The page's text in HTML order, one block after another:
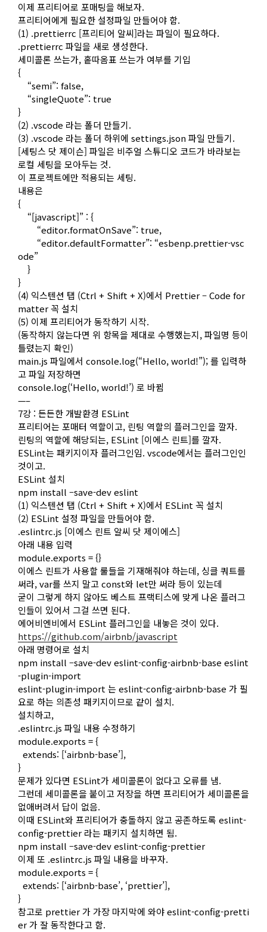
이제 프리티어로 포매팅을 해보자.
프리티어에게 필요한 설정파일 만들어야 함.
(1) .prettierrc [프리티어 알씨]라는 파일이 필요하다.
.prettierrc 파일을 새로 생성한다.
세미콜론 쓰는가, 홑따옴표 쓰는가 여부를 기입
{
“semi”: false,
“singleQuote”: true
}
(2) .vscode 라는 폴더 만들기.
(3) .vscode 라는 폴더 하위에 settings.json 파일 만들기.
[세팅스 닷 제이슨] 파일은 비주얼 스튜디오 코드가 바라보는
로컬 세팅을 모아두는 것.
이 프로젝트에만 적용되는 세팅.
내용은
{
“[javascript]” : {
“editor.formatOnSave”: true,
“editor.defaultFormatter”: “esbenp.prettier-vsc
ode”
}
}
(4) 익스텐션 탭 (Ctrl + Shift + X)에서 Prettier – Code for
matter 꼭 설치
(5) 이제 프리티어가 동작하기 시작.
(동작하지 않는다면 위 항목을 제대로 수행했는지, 파일명 등이
틀렸는지 확인)
main.js 파일에서 console.log(“Hello, world!”); 를 입력하
고 파일 저장하면
console.log(‘Hello, world!’) 로 바뀜
—–
7강 : 든든한 개발환경 ESLint
프리티어는 포매터 역할이고, 린팅 역할의 플러그인을 깔자.
린팅의 역할에 해당되는, ESLint [이에스 린트]를 깔자.
ESLint는 패키지이자 플러그인임. vscode에서는 플러그인인
것이고.
ESLint 설치
npm install –save-dev eslint
(1) 익스텐션 탭 (Ctrl + Shift + X)에서 ESLint 꼭 설치
(2) ESLint 설정 파일을 만들어야 함.
.eslintrc.js [이에스 린트 알씨 닷 제이에스]
아래 내용 입력
module.exports = {}
이에스 린트가 사용할 룰들을 기재해줘야 하는데, 싱클 쿼트를
써라, var를 쓰지 말고 const와 let만 써라 등이 있는데
굳이 그렇게 하지 않아도 베스트 프랙티스에 맞게 나온 플러그
인들이 있어서 그걸 쓰면 된다.
에어비엔비에서 ESLint 플러그인을 내놓은 것이 있다.
https://github.com/airbnb/javascript
아래 명령어로 설치
npm install –save-dev eslint-config-airbnb-base eslint
-plugin-import
eslint-plugin-import 는 eslint-config-airbnb-base 가 필
요로 하는 의존성 패키지이므로 같이 설치.
설치하고,
.eslintrc.js 파일 내용 수정하기
module.exports = {
extends: [‘airbnb-base’],
}
문제가 있다면 ESLint가 세미콜론이 없다고 오류를 냄.
그런데 세미콜론을 붙이고 저장을 하면 프리티어가 세미콜론을
없애버려서 답이 없음.
이때 ESLint와 프리티어가 충돌하지 않고 공존하도록 eslint-
config-prettier 라는 패키지 설치하면 됨.
npm install –save-dev eslint-config-prettier
이제 또 .eslintrc.js 파일 내용을 바꾸자.
module.exports = {
extends: [‘airbnb-base’, ‘prettier’],
}
참고로 prettier 가 가장 마지막에 와야 eslint-config-pretti
er 가 잘 동작한다고 함.